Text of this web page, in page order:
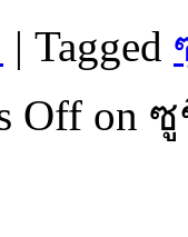
| Tagged
Off on